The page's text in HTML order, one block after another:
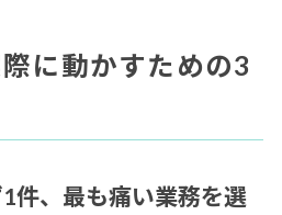
に動かすための3
件、最も痛い業務を選